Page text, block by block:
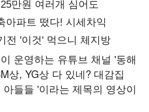
운영하는 유튜브 채널 '동해
상, YG상 다 있네? 대감집
들들 '이라는 제목의 영상이